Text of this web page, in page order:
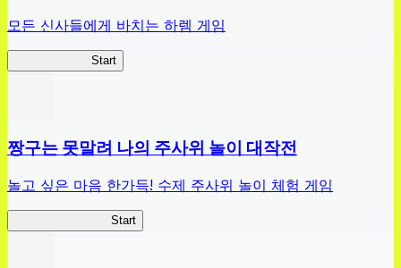
모든 신사들에게 바치는 하렘 게임
Start
짱구는 못말려 나의 주사위 놀이 대작전
놀고 싶은 마음 한가득! 수제 주사위 놀이 체험 게임
Start